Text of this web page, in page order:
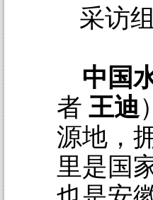
采访
中国
者 王迪
源地，
里是国